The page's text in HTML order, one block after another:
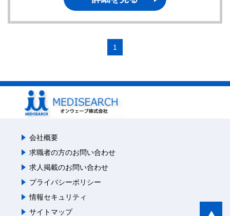
1
会社概要
求職者の方のお問い合わせ
求人掲載のお問い合わせ
プライバシーポリシー
情報セキュリティ
サイトマップ